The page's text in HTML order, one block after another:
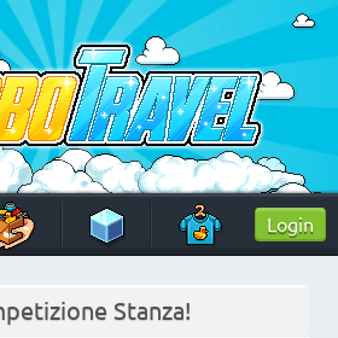
HabboTravelLogin
Stanza!